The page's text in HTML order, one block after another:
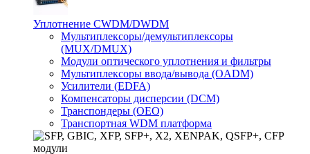
Уплотнение CWDM/DWDM
Мультиплексоры/демультиплексоры
(MUX/DMUX)
Модули оптического уплотнения и фильтры
Мультиплексоры ввода/вывода (OADM)
Усилители (EDFA)
Компенсаторы дисперсии (DCM)
Транспондеры (OEO)
Транспортная WDM платформа